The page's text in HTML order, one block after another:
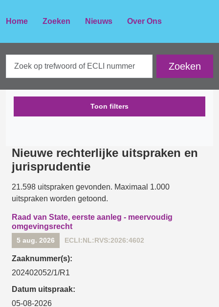
Home Zoeken Nieuws Over Ons
Toon filters
Nieuwe rechterlijke uitspraken en
jurisprudentie
21.598 uitspraken gevonden. Maximaal 1.000
uitspraken worden getoond.
Raad van State, eerste aanleg - meervoudig
omgevingsrecht
5 aug. 2026 ECLI:NL:RVS:2026:4602
Zaaknummer(s):
202402052/1/R1
Datum uitspraak:
05-08-2026